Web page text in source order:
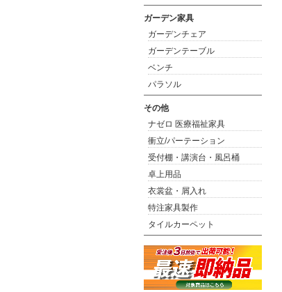
ガーデン家具
ガーデンチェア
ガーデンテーブル
ベンチ
パラソル
その他
ナゼロ 医療福祉家具
衝立/パーテーション
受付棚・講演台・風呂桶
卓上用品
衣裳盆・屑入れ
特注家具製作
タイルカーペット